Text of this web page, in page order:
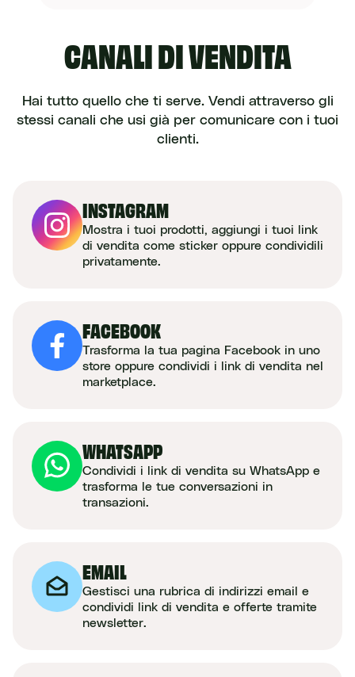
CANALIDI VENDITA
Hai tutto quello che ti serve. Vendi attraverso gli
stessi canali che usi già per comunicare con i tuoi
clienti.
INSTAGRAM
Mostra i tuoi prodotti, aggiungi i tuoi link
di vendita come sticker oppure condividili
privatamente.
FACEBOOK
Trasforma la tua pagina Facebook in uno
store oppure condividi i link di vendita nel
marketplace.
WHATSAPP
Condividi i link di vendita su WhatsApp e
trasforma le tue conversazioni in
transazioni.
EMAIL
Gestisci una rubrica di indirizzi email e
condividi link di vendita e offerte tramite
newsletter.